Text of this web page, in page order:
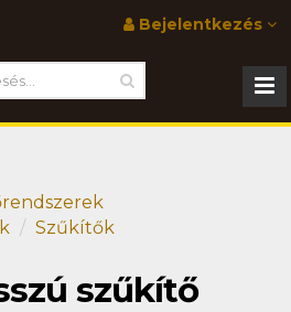
Bejelentkezés
Szűkítők
szűkítő